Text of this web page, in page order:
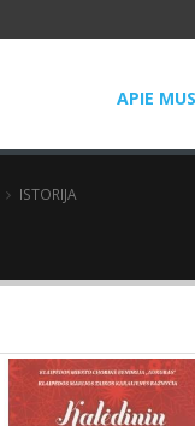
APIE MUS
ISTORIJA